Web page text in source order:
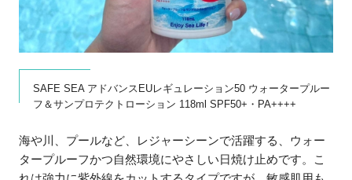
SAFE SEA アドバンスEUレギュレーション50 ウォータープルー
フ＆サンプロテクトローション 118ml SPF50+・PA++++
海や川、プールなど、レジャーシーンで活躍する、ウォー
タープルーフかつ自然環境にやさしい日焼け止めです。こ